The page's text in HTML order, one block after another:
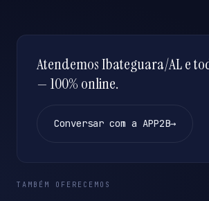
Atendemos Ibateguara/AL e
— 100% online.
Conversar com a APP2B→
TAMBÉM OFERECEMOS